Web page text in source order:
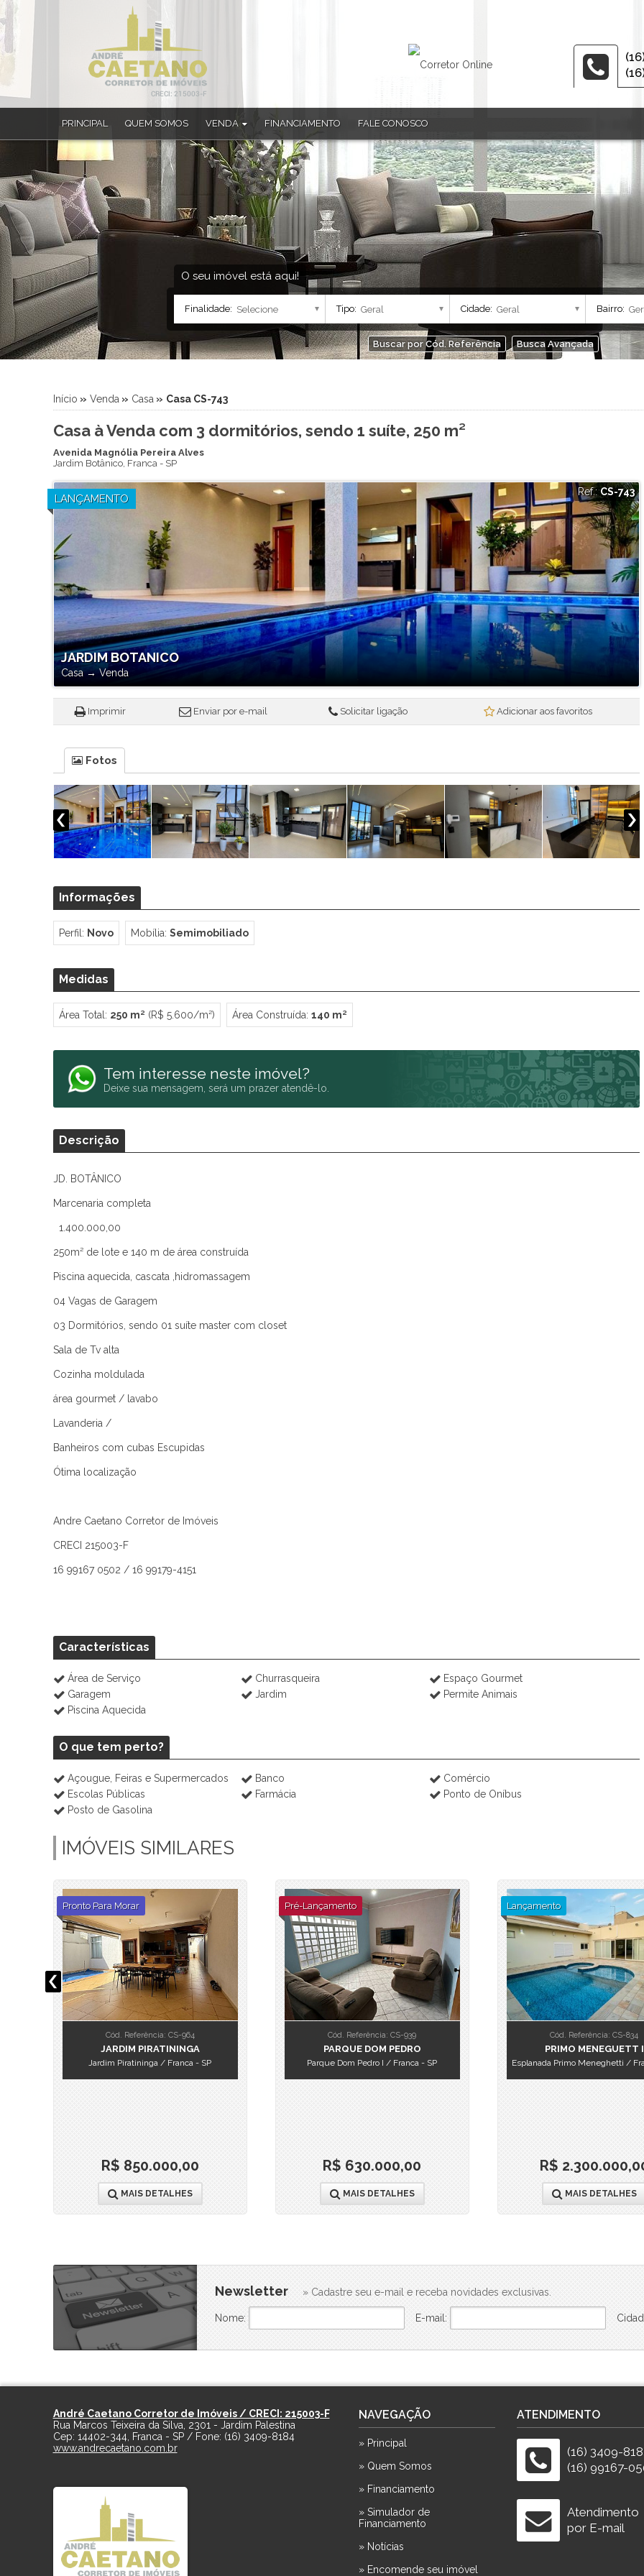
PRINCIPAL QUEM SOMOS VENDA
Apartamento (33)
Apartamento Alto Padrão (1)
Apartamento Duplex (4)
Casa (182)
Casa Alto Padrão (22)
Casa em Condomínio (4)
Sobrado (10)
Sobrado em Condomínio (1)
FINANCIAMENTO FALE CONOSCO
O seu imóvel está aqui!
Finalidade: Tipo: Cidade: Bairro:
Buscar por Cód. Referência Busca Avançada
Início » Venda » Casa » Casa CS-743
Casa à Venda com 3 dormitórios, sendo 1 suíte, 250 m²
Avenida Magnólia Pereira Alves
Jardim Botânico, Franca- SP
LANÇAMENTO
JARDIM BOTANICO
Casa →Venda
Ref.:CS-743
Imprimir Enviar por e-mail Solicitar ligação Adicionar aos favoritos
Fotos
Informações
Perfil: Novo Mobília: Semimobiliado
Medidas
Área Total: 250 m² (R$ 5.600/m²) Área Construída: 140 m²
Tem interesse neste imóvel?
Deixe sua mensagem, será um prazer atendê-lo.
Descrição
JD. BOTÂNICO
Marcenaria completa
1.400.000,00
250m² de lote e 140 m de área construída
Piscina aquecida, cascata ,hidromassagem
04 Vagas de Garagem
03 Dormitórios, sendo 01 suíte master com closet
Sala de Tv alta
Cozinha moldulada
área gourmet / lavabo
Lavanderia /
Banheiros com cubas Escupidas
Ótima localização
Andre Caetano Corretor de Imóveis
CRECI 215003-F
16 99167 0502 / 16 99179-4151
Características
Área de Serviço Churrasqueira
Espaço Gourmet
Garagem
Jardim
Permite Animais
Piscina Aquecida
O que tem perto?
Açougue, Feiras e Supermercados Banco
Comércio
Escolas Públicas
Farmácia
Ponto de Oníbus
Posto de Gasolina
IMÓVEIS SIMILARES
Pronto Para Morar
Cód. Referência: CS-964
JARDIM PIRATININGA
Jardim Piratininga / Franca - SP
R$ 850.000,00
MAIS DETALHES
Pré-Lançamento
Cód. Referência: CS-939
PARQUE DOM PEDRO
Parque Dom Pedro I / Franca - SP
R$ 630.000,00
MAIS DETALHES
Lançamento
Cód. Referência: CS-834
PRIMO MENEGUETT I
Esplanada Primo Meneghetti /
R$
MAIS DETALHES
Newsletter » Cadastre seu e-mail e receba novidades exclusivas.
Nome: E-mail:
André Caetano Corretor de Imóveis / CRECI: 215003-F
Rua Marcos Teixeira da Silva, 2301 - Jardim Palestina
Cep: 14402-344, Franca - SP/ Fone: (16) 3409-8184
www.andrecaetano.com.br
NAVEGAÇÃO
» Principal
» Quem Somos
» Financiamento
» Simulador de
Financiamento
» Notícias
» Encomende seu imóvel
ATENDIMENTO
(16) 3409-
(16) 99167-
Atendimento
por E-mail